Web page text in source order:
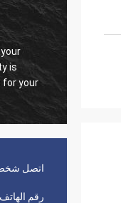
for your
worth to
we will
اتصل
رقم